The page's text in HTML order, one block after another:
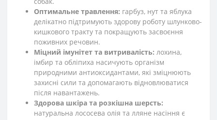
Оптимальне травлення: гарбуз, нут та яблука
делікатно підтримують здорову роботу шлунково-
кишкового тракту та покращують засвоєння
поживних речовин.
Міцний імунітет та витривалість: лохина,
імбир та обліпиха насичують організм
природними антиоксидантами, які зміцнюють
захисні сили та допомагають відновлюватися
після навантажень.
Здорова шкіра та розкішна шерсть:
натуральна лососева олія та лляне насіння є